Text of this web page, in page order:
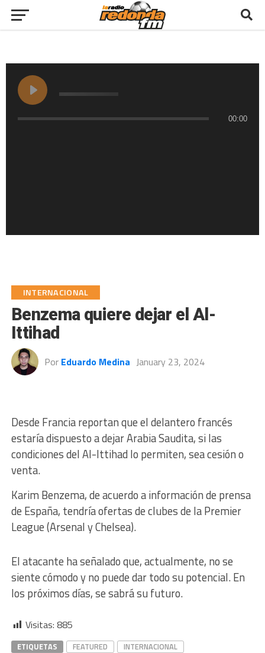
00:00
INTERNACIONAL
Benzema quiere dejar el Al-
Ittihad
Por Eduardo Medina January 23, 2024
Desde Francia reportan que el delantero francés
estaría dispuesto a dejar Arabia Saudita, si las
condiciones del Al-Ittihad lo permiten, sea cesión o
venta.
Karim Benzema, de acuerdo a información de prensa
de España, tendría ofertas de clubes de la Premier
League (Arsenal y Chelsea).
El atacante ha señalado que, actualmente, no se
siente cómodo y no puede dar todo su potencial. En
los próximos días, se sabrá su futuro.
Visitas: 885
ETIQUETAS FEATURED INTERNACIONAL